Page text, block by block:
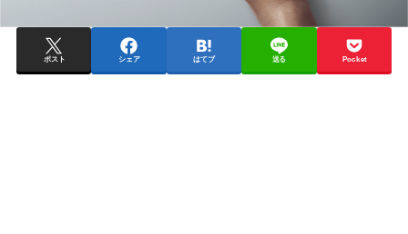
ポスト シェア はてブ 送る Pocket